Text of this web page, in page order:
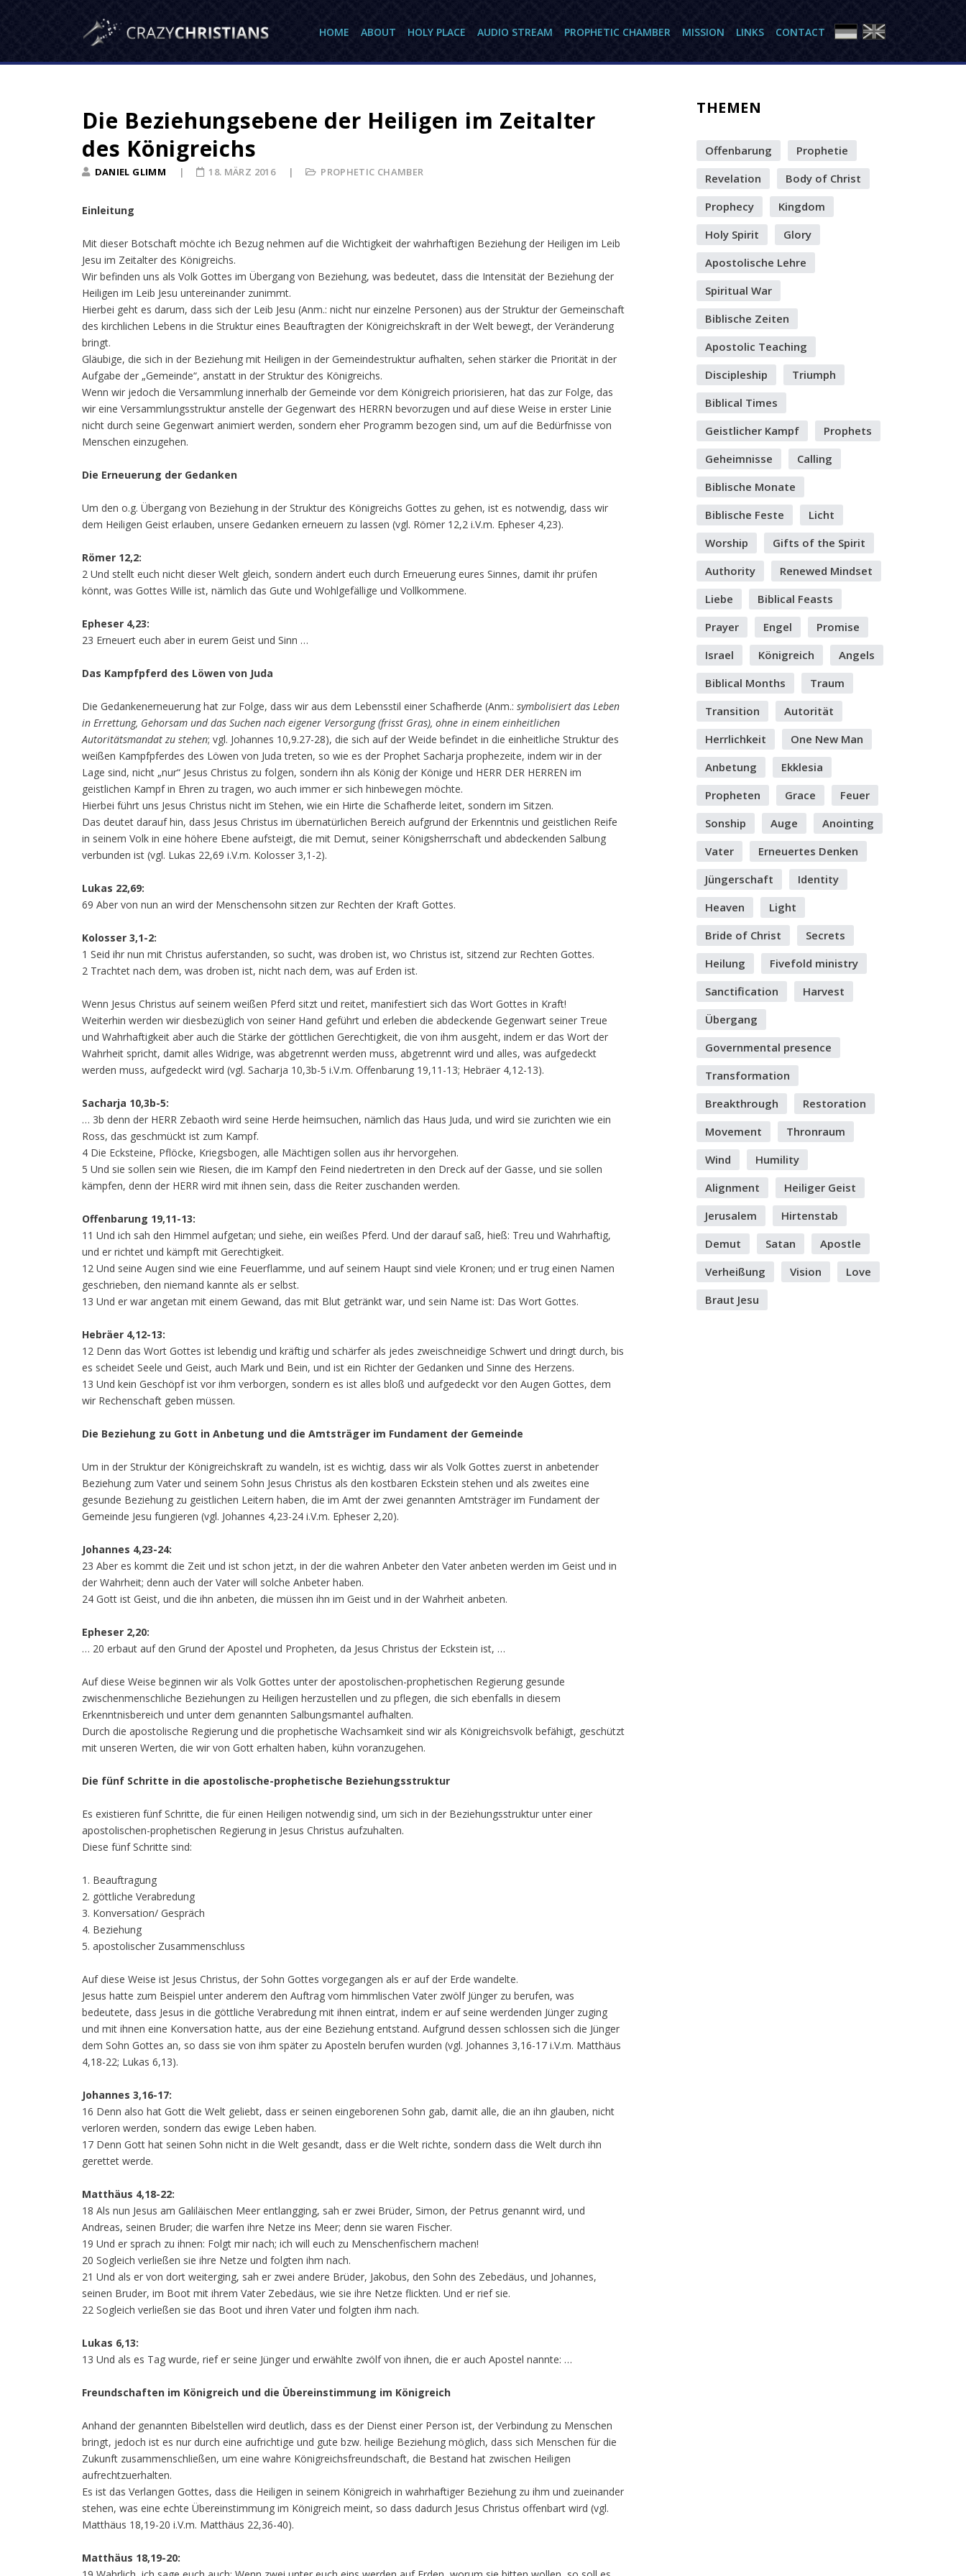
HOME ABOUT HOLY PLACE AUDIO STREAM PROPHETIC CHAMBER MISSION LINKS CONTACT
Die Beziehungsebene der Heiligen im Zeitalter
des Königreichs
DANIEL GLIMM PROPHETIC CHAMBER
18. MÄRZ 2016
Einleitung
Mit dieser Botschaft möchte ich Bezug nehmen auf die Wichtigkeit der wahrhaftigen Beziehung der Heiligen im Leib
Jesu im Zeitalter des Königreichs.
Wir befinden uns als Volk Gottes im Übergang von Beziehung, was bedeutet, dass die Intensität der Beziehung der
Heiligen im Leib Jesu untereinander zunimmt.
Hierbei geht es darum, dass sich der Leib Jesu (Anm.: nicht nur einzelne Personen) aus der Struktur der Gemeinschaft
des kirchlichen Lebens in die Struktur eines Beauftragten der Königreichskraft in der Welt bewegt, der Veränderung
bringt.
Gläubige, die sich in der Beziehung mit Heiligen in der Gemeindestruktur aufhalten, sehen stärker die Priorität in der
Aufgabe der „Gemeinde“, anstatt in der Struktur des Königreichs.
Wenn wir jedoch die Versammlung innerhalb der Gemeinde vor dem Königreich priorisieren, hat das zur Folge, das
wir eine Versammlungsstruktur anstelle der Gegenwart des HERRN bevorzugen und auf diese Weise in erster Linie
nicht durch seine Gegenwart animiert werden, sondern eher Programm bezogen sind, um auf die Bedürfnisse von
Menschen einzugehen.
Die Erneuerung der Gedanken
Um den o.g. Übergang von Beziehung in der Struktur des Königreichs Gottes zu gehen, ist es notwendig, dass wir
dem Heiligen Geist erlauben, unsere Gedanken erneuern zu lassen (vgl. Römer 12,2 i.V.m. Epheser 4,23).
Römer 12,2:
2 Und stellt euch nicht dieser Welt gleich, sondern ändert euch durch Erneuerung eures Sinnes, damit ihr prüfen
könnt, was Gottes Wille ist, nämlich das Gute und Wohlgefällige und Vollkommene.
Epheser 4,23:
23 Erneuert euch aber in eurem Geist und Sinn …
Das Kampfpferd des Löwen von Juda
Die Gedankenerneuerung hat zur Folge, dass wir aus dem Lebensstil einer Schafherde (Anm.: symbolisiert das Leben
in Errettung, Gehorsam und das Suchen nach eigener Versorgung (frisst Gras), ohne in einem einheitlichen
Autoritätsmandat zu stehen; vgl. Johannes 10,9.27-28), die sich auf der Weide befindet in die einheitliche Struktur des
weißen Kampfpferdes des Löwen von Juda treten, so wie es der Prophet Sacharja prophezeite, indem wir in der
Lage sind, nicht „nur“ Jesus Christus zu folgen, sondern ihn als König der Könige und HERR DER HERREN im
geistlichen Kampf in Ehren zu tragen, wo auch immer er sich hinbewegen möchte.
Hierbei führt uns Jesus Christus nicht im Stehen, wie ein Hirte die Schafherde leitet, sondern im Sitzen.
Das deutet darauf hin, dass Jesus Christus im übernatürlichen Bereich aufgrund der Erkenntnis und geistlichen Reife
in seinem Volk in eine höhere Ebene aufsteigt, die mit Demut, seiner Königsherrschaft und abdeckenden Salbung
verbunden ist (vgl. Lukas 22,69 i.V.m. Kolosser 3,1-2).
Lukas 22,69:
69 Aber von nun an wird der Menschensohn sitzen zur Rechten der Kraft Gottes.
Kolosser 3,1-2:
1 Seid ihr nun mit Christus auferstanden, so sucht, was droben ist, wo Christus ist, sitzend zur Rechten Gottes.
2 Trachtet nach dem, was droben ist, nicht nach dem, was auf Erden ist.
Wenn Jesus Christus auf seinem weißen Pferd sitzt und reitet, manifestiert sich das Wort Gottes in Kraft!
Weiterhin werden wir diesbezüglich von seiner Hand geführt und erleben die abdeckende Gegenwart seiner Treue
und Wahrhaftigkeit aber auch die Stärke der göttlichen Gerechtigkeit, die von ihm ausgeht, indem er das Wort der
Wahrheit spricht, damit alles Widrige, was abgetrennt werden muss, abgetrennt wird und alles, was aufgedeckt
werden muss, aufgedeckt wird (vgl. Sacharja 10,3b-5 i.V.m. Offenbarung 19,11-13; Hebräer 4,12-13).
Sacharja 10,3b-5:
… 3b denn der HERR Zebaoth wird seine Herde heimsuchen, nämlich das Haus Juda, und wird sie zurichten wie ein
Ross, das geschmückt ist zum Kampf.
4 Die Ecksteine, Pflöcke, Kriegsbogen, alle Mächtigen sollen aus ihr hervorgehen.
5 Und sie sollen sein wie Riesen, die im Kampf den Feind niedertreten in den Dreck auf der Gasse, und sie sollen
kämpfen, denn der HERR wird mit ihnen sein, dass die Reiter zuschanden werden.
Offenbarung 19,11-13:
11 Und ich sah den Himmel aufgetan; und siehe, ein weißes Pferd. Und der darauf saß, hieß: Treu und Wahrhaftig,
und er richtet und kämpft mit Gerechtigkeit.
12 Und seine Augen sind wie eine Feuerflamme, und auf seinem Haupt sind viele Kronen; und er trug einen Namen
geschrieben, den niemand kannte als er selbst.
13 Und er war angetan mit einem Gewand, das mit Blut getränkt war, und sein Name ist: Das Wort Gottes.
Hebräer 4,12-13:
12 Denn das Wort Gottes ist lebendig und kräftig und schärfer als jedes zweischneidige Schwert und dringt durch, bis
es scheidet Seele und Geist, auch Mark und Bein, und ist ein Richter der Gedanken und Sinne des Herzens.
13 Und kein Geschöpf ist vor ihm verborgen, sondern es ist alles bloß und aufgedeckt vor den Augen Gottes, dem
wir Rechenschaft geben müssen.
Die Beziehung zu Gott in Anbetung und die Amtsträger im Fundament der Gemeinde
Um in der Struktur der Königreichskraft zu wandeln, ist es wichtig, dass wir als Volk Gottes zuerst in anbetender
Beziehung zum Vater und seinem Sohn Jesus Christus als den kostbaren Eckstein stehen und als zweites eine
gesunde Beziehung zu geistlichen Leitern haben, die im Amt der zwei genannten Amtsträger im Fundament der
Gemeinde Jesu fungieren (vgl. Johannes 4,23-24 i.V.m. Epheser 2,20).
Johannes 4,23-24:
23 Aber es kommt die Zeit und ist schon jetzt, in der die wahren Anbeter den Vater anbeten werden im Geist und in
der Wahrheit; denn auch der Vater will solche Anbeter haben.
24 Gott ist Geist, und die ihn anbeten, die müssen ihn im Geist und in der Wahrheit anbeten.
Epheser 2,20:
… 20 erbaut auf den Grund der Apostel und Propheten, da Jesus Christus der Eckstein ist, …
Auf diese Weise beginnen wir als Volk Gottes unter der apostolischen-prophetischen Regierung gesunde
zwischenmenschliche Beziehungen zu Heiligen herzustellen und zu pflegen, die sich ebenfalls in diesem
Erkenntnisbereich und unter dem genannten Salbungsmantel aufhalten.
Durch die apostolische Regierung und die prophetische Wachsamkeit sind wir als Königreichsvolk befähigt, geschützt
mit unseren Werten, die wir von Gott erhalten haben, kühn voranzugehen.
Die fünf Schritte in die apostolische-prophetische Beziehungsstruktur
Es existieren fünf Schritte, die für einen Heiligen notwendig sind, um sich in der Beziehungsstruktur unter einer
apostolischen-prophetischen Regierung in Jesus Christus aufzuhalten.
Diese fünf Schritte sind:
1. Beauftragung
2. göttliche Verabredung
3. Konversation/ Gespräch
4. Beziehung
5. apostolischer Zusammenschluss
Auf diese Weise ist Jesus Christus, der Sohn Gottes vorgegangen als er auf der Erde wandelte.
Jesus hatte zum Beispiel unter anderem den Auftrag vom himmlischen Vater zwölf Jünger zu berufen, was
bedeutete, dass Jesus in die göttliche Verabredung mit ihnen eintrat, indem er auf seine werdenden Jünger zuging
und mit ihnen eine Konversation hatte, aus der eine Beziehung entstand. Aufgrund dessen schlossen sich die Jünger
dem Sohn Gottes an, so dass sie von ihm später zu Aposteln berufen wurden (vgl. Johannes 3,16-17 i.V.m. Matthäus
4,18-22; Lukas 6,13).
Johannes 3,16-17:
16 Denn also hat Gott die Welt geliebt, dass er seinen eingeborenen Sohn gab, damit alle, die an ihn glauben, nicht
verloren werden, sondern das ewige Leben haben.
17 Denn Gott hat seinen Sohn nicht in die Welt gesandt, dass er die Welt richte, sondern dass die Welt durch ihn
gerettet werde.
Matthäus 4,18-22:
18 Als nun Jesus am Galiläischen Meer entlangging, sah er zwei Brüder, Simon, der Petrus genannt wird, und
Andreas, seinen Bruder; die warfen ihre Netze ins Meer; denn sie waren Fischer.
19 Und er sprach zu ihnen: Folgt mir nach; ich will euch zu Menschenfischern machen!
20 Sogleich verließen sie ihre Netze und folgten ihm nach.
21 Und als er von dort weiterging, sah er zwei andere Brüder, Jakobus, den Sohn des Zebedäus, und Johannes,
seinen Bruder, im Boot mit ihrem Vater Zebedäus, wie sie ihre Netze flickten. Und er rief sie.
22 Sogleich verließen sie das Boot und ihren Vater und folgten ihm nach.
Lukas 6,13:
13 Und als es Tag wurde, rief er seine Jünger und erwählte zwölf von ihnen, die er auch Apostel nannte: …
Freundschaften im Königreich und die Übereinstimmung im Königreich
Anhand der genannten Bibelstellen wird deutlich, dass es der Dienst einer Person ist, der Verbindung zu Menschen
bringt, jedoch ist es nur durch eine aufrichtige und gute bzw. heilige Beziehung möglich, dass sich Menschen für die
Zukunft zusammenschließen, um eine wahre Königreichsfreundschaft, die Bestand hat zwischen Heiligen
aufrechtzuerhalten.
Es ist das Verlangen Gottes, dass die Heiligen in seinem Königreich in wahrhaftiger Beziehung zu ihm und zueinander
stehen, was eine echte Übereinstimmung im Königreich meint, so dass dadurch Jesus Christus offenbart wird (vgl.
Matthäus 18,19-20 i.V.m. Matthäus 22,36-40).
Matthäus 18,19-20:
THEMEN
Offenbarung
Prophetie
Revelation
Body of Christ
Prophecy
Kingdom
Holy Spirit
Glory
Apostolische Lehre
Spiritual War
Biblische Zeiten
Apostolic Teaching
Discipleship
Triumph
Biblical Times
Geistlicher Kampf
Prophets
Geheimnisse
Calling
Biblische Monate
Biblische Feste
Licht
Worship
Gifts of the Spirit
Authority
Renewed Mindset
Liebe
Biblical Feasts
Prayer
Engel
Promise
Israel
Königreich
Angels
Biblical Months
Traum
Transition
Autorität
Herrlichkeit
One New Man
Anbetung
Ekklesia
Propheten
Grace
Feuer
Sonship
Auge
Anointing
Vater
Erneuertes Denken
Jüngerschaft
Identity
Heaven
Light
Bride of Christ
Secrets
Heilung
Fivefold ministry
Sanctification
Harvest
Übergang
Governmental presence
Transformation
Breakthrough
Restoration
Movement
Thronraum
Wind
Humility
Alignment
Heiliger Geist
Jerusalem
Hirtenstab
Demut
Satan
Apostle
Verheißung
Vision
Love
Braut Jesu